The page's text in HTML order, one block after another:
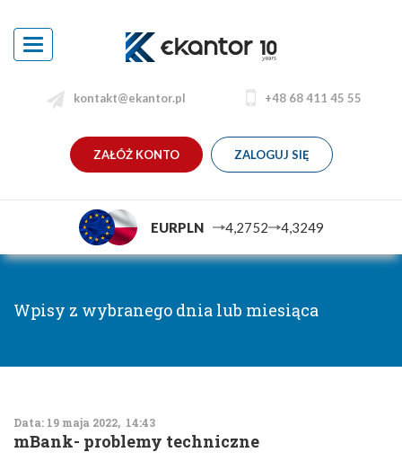
Toggle
navigation
kontakt@ekantor.pl +48 68 411 45 55
ZAŁÓŻ KONTO ZALOGUJ SIĘ
EURPLN 4,2752 4,3249
Wpisy z wybranego dnia lub miesiąca
Data: 19 maja 2022, 14:43
mBank- problemy techniczne